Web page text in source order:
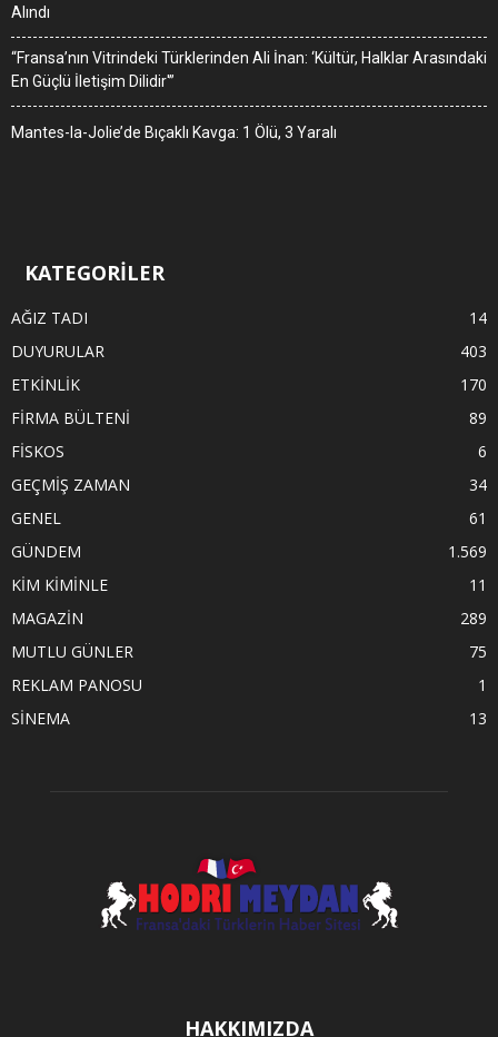
Alındı
“Fransa’nın Vitrindeki Türklerinden Ali İnan: ‘Kültür, Halklar Arasındaki
En Güçlü İletişim Dilidir'”
Mantes-la-Jolie’de Bıçaklı Kavga: 1 Ölü, 3 Yaralı
KATEGORİLER
AĞIZ TADI
14
DUYURULAR
403
ETKİNLİK
170
FİRMA BÜLTENİ
89
FİSKOS
6
GEÇMİŞ ZAMAN
34
GENEL
61
GÜNDEM
1.569
KİM KİMİNLE
11
MAGAZİN
289
MUTLU GÜNLER
75
REKLAM PANOSU
1
SİNEMA
13
HAKKIMIZDA